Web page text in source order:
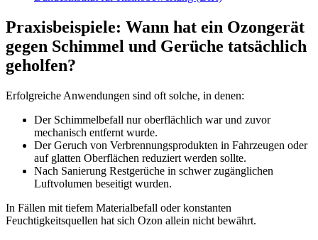
Praxisbeispiele: Wann hat ein Ozongerät
gegen Schimmel und Gerüche tatsächlich
geholfen?
Erfolgreiche Anwendungen sind oft solche, in denen:
Der Schimmelbefall nur oberflächlich war und zuvor
mechanisch entfernt wurde.
Der Geruch von Verbrennungsprodukten in Fahrzeugen oder
auf glatten Oberflächen reduziert werden sollte.
Nach Sanierung Restgerüche in schwer zugänglichen
Luftvolumen beseitigt wurden.
In Fällen mit tiefem Materialbefall oder konstanten
Feuchtigkeitsquellen hat sich Ozon allein nicht bewährt.